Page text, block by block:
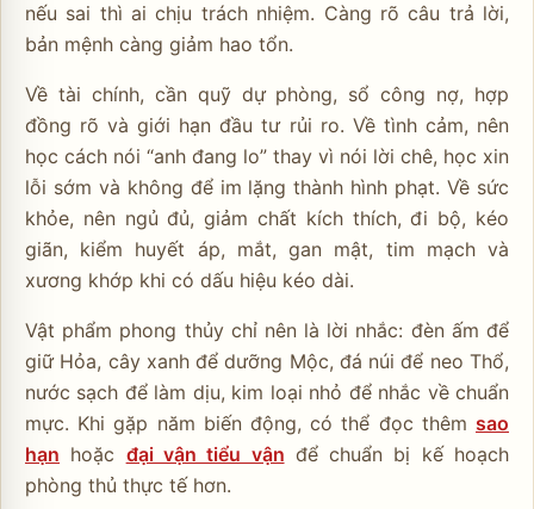
nếu sai thì ai chịu trách nhiệm. Càng rõ câu trả lời,
bản mệnh càng giảm hao tổn.
Về tài chính, cần quỹ dự phòng, sổ công nợ, hợp
đồng rõ và giới hạn đầu tư rủi ro. Về tình cảm, nên
học cách nói “anh đang lo” thay vì nói lời chê, học xin
lỗi sớm và không để im lặng thành hình phạt. Về sức
khỏe, nên ngủ đủ, giảm chất kích thích, đi bộ, kéo
giãn, kiểm huyết áp, mắt, gan mật, tim mạch và
xương khớp khi có dấu hiệu kéo dài.
Vật phẩm phong thủy chỉ nên là lời nhắc: đèn ấm để
giữ Hỏa, cây xanh để dưỡng Mộc, đá núi để neo Thổ,
nước sạch để làm dịu, kim loại nhỏ để nhắc về chuẩn
mực. Khi gặp năm biến động, có thể đọc thêm sao
hạn hoặc đại vận tiểu vận để chuẩn bị kế hoạch
phòng thủ thực tế hơn.